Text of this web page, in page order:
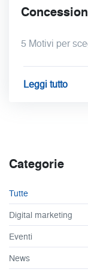
5 Motivi per
Leggi tutto
Categorie
Tutte
Digital marketing
Eventi
News